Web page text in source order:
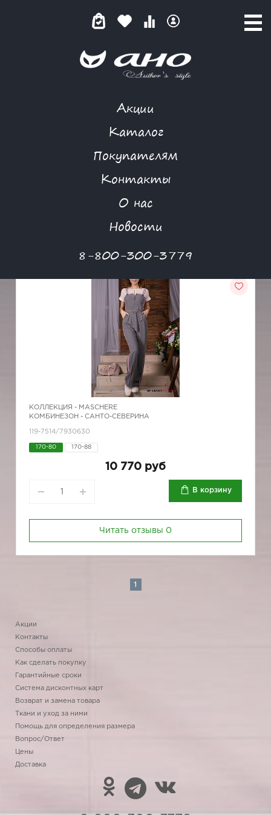
Акции
Каталог
Покупателям
Контакты
О нас
Новости
8-800-300-3779
КОМБИНЕЗОН
КОЛЛЕКЦИЯ - MASCHERE
КОМБИНЕЗОН - САНТО-СЕВЕРИНА
119-7514/7930630
170-80 170-88
10 770 руб
В корзину
Читать отзывы 0
1
Акции
Контакты
Способы оплаты
Как сделать покупку
Гарантийные сроки
Система дисконтных карт
Возврат и замена товара
Ткани и уход за ними
Помощь для определения размера
Вопрос/Ответ
Цены
Доставка